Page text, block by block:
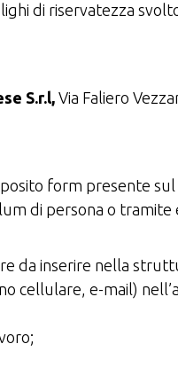
di riservatezza
S.r.l, Via Faliero
form presente sul
di persona o tramite
da inserire nella
cellulare, e-mail)